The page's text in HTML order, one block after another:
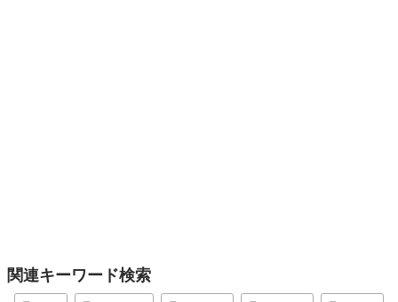
関連キーワード検索